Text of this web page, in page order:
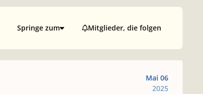
Springe zum Mitglieder, die folgen
Mai 06
2025